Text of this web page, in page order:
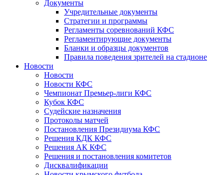
Документы
Учредительные документы
Стратегии и программы
Регламенты соревнований КФС
Регламентирующие документы
Бланки и образцы документов
Правила поведения зрителей на стадионе
Новости
Новости
Новости КФС
Чемпионат Премьер-лиги КФС
Кубок КФС
Судейские назначения
Протоколы матчей
Постановления Президиума КФС
Решения КДК КФС
Решения АК КФС
Решения и постановления комитетов
Дисквалификации